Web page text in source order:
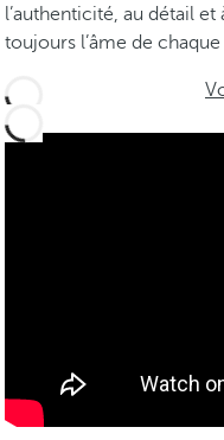
l’authenticité, au détail
toujours l’âme de